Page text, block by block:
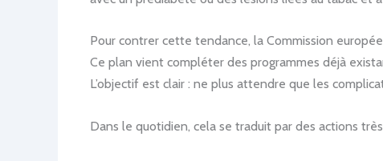
Pour contrer cette tendance, la Commission
Ce plan vient compléter des programmes déjà
L’objectif est clair : ne plus attendre que les
Dans le quotidien, cela se traduit par des actions